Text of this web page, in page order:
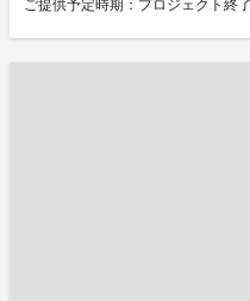
ご提供予定時期：プロジェクト終